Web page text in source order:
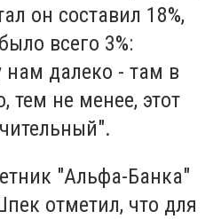
он составил 18%,
всего 3%:
нам далеко - там в
тем не менее, этот
"Альфа-Банка"
отметил, что для